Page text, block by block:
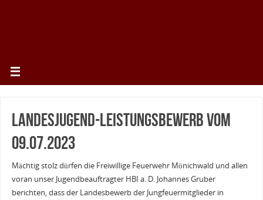
Landesjugend-Leistungsbewerb vom
09.07.2023
Mächtig stolz dürfen die Freiwillige Feuerwehr Mönichwald und allen
voran unser Jugendbeauftragter HBI a. D. Johannes Gruber
berichten, dass der Landesbewerb der Jungfeuermitglieder in